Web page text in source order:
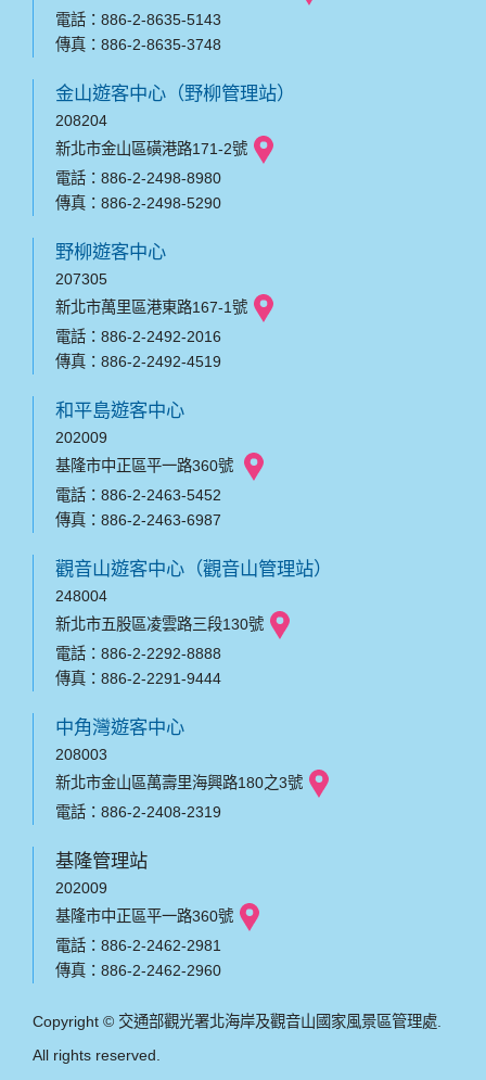
電話：886-2-8635-5143
傳真：886-2-8635-3748
金山遊客中心（野柳管理站）
208204
新北市金山區磺港路171-2號
電話：886-2-2498-8980
傳真：886-2-2498-5290
野柳遊客中心
207305
新北市萬里區港東路167-1號
電話：886-2-2492-2016
傳真：886-2-2492-4519
和平島遊客中心
202009
基隆市中正區平一路360號
電話：886-2-2463-5452
傳真：886-2-2463-6987
觀音山遊客中心（觀音山管理站）
248004
新北市五股區凌雲路三段130號
電話：886-2-2292-8888
傳真：886-2-2291-9444
中角灣遊客中心
208003
新北市金山區萬壽里海興路180之3號
電話：886-2-2408-2319
基隆管理站
202009
基隆市中正區平一路360號
電話：886-2-2462-2981
傳真：886-2-2462-2960
Copyright © 交通部觀光署北海岸及觀音山國家風景區管理處.
All rights reserved.